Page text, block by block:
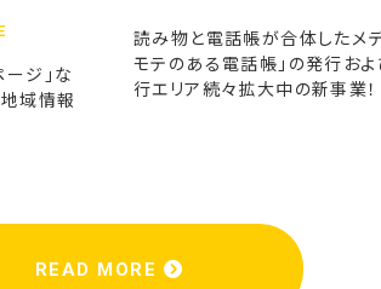
ージ」な
域情報
読み物と電話帳が合体したメデ
モテのある電話帳」の発行およ
行エリア続々拡大中の新事業！
READ MORE